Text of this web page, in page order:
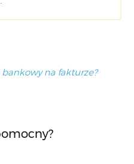
na fakturze?